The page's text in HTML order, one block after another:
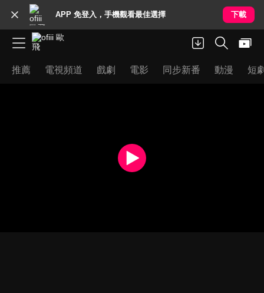
APP 免登入，手機觀看最佳選擇 下載
推薦 電視頻道 戲劇 電影 同步新番 動漫 短